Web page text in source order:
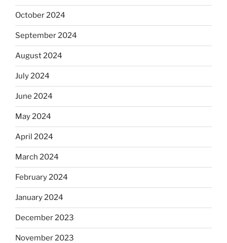
October 2024
September 2024
August 2024
July 2024
June 2024
May 2024
April 2024
March 2024
February 2024
January 2024
December 2023
November 2023